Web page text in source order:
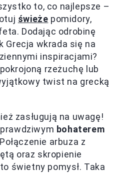
to, co najlepsze –
świeże pomidory,
Dodając odrobinę
Grecja wkrada się na
inspiracjami?
rzeżuchę lub
twist na grecką
zasługują na uwagę!
bohaterem
arbuza z
oraz skropienie
świetny pomysł. Taka